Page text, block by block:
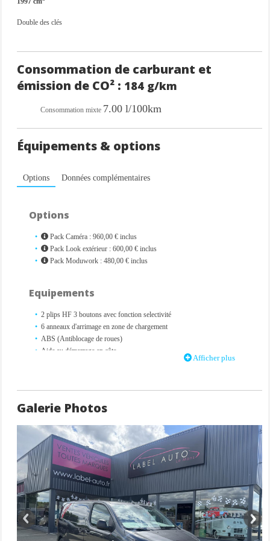
Double des clés
Consommation de carburant et
émission de CO² : 184 g/km
Consommation mixte 7.00 l/100km
Équipements & options
Options Données complémentaires
Options
Pack Caméra : 960,00 € inclus
Pack Look extérieur : 600,00 € inclus
Pack Moduwork : 480,00 € inclus
Equipements
2 plips HF 3 boutons avec fonction selectivité
6 anneaux d'arrimage en zone de chargement
ABS (Antiblocage de roues)
Aide au démarrage en côte
Baguettes latérales noires teintées masse
Boitier télématique (appel d'urgence et d'assistance géolocalisés +
offres de services connectés)
Boucliers AV AR teintés masse noire
Climatisation manuelle
Cloison pleine tolée de séparation
Combiné numérique LCD noir et blanc
Commandes au volant du système audio et du régulateur-limiteur de
vitesse
Contrôle de trajectoire ESP
Coques de rétroviseurs extérieurs teintées noires dans la masse
Afficher plus
Galerie Photos